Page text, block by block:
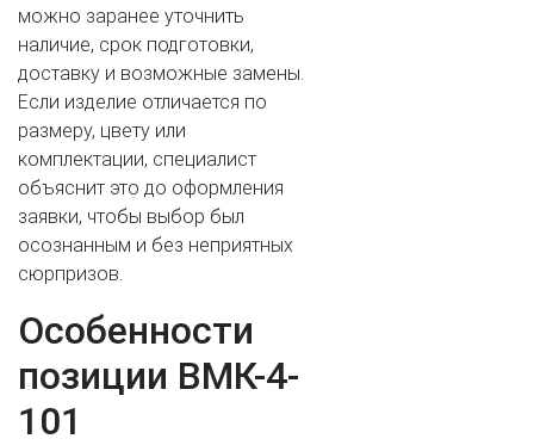
ВАШЕ ИМЯ
ВАШ ТЕЛЕФОН
можно заранее уточнить
наличие, срок подготовки,
доставку и возможные замены.
Если изделие отличается по
размеру, цвету или
комплектации, специалист
объяснит это до оформления
заявки, чтобы выбор был
осознанным и без неприятных
сюрпризов.
Особенности
позиции ВМК-4-
101